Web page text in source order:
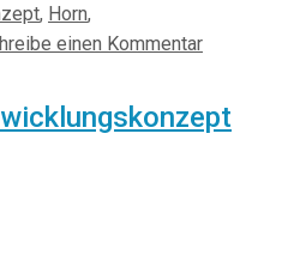
, Horn,
einen Kommentar